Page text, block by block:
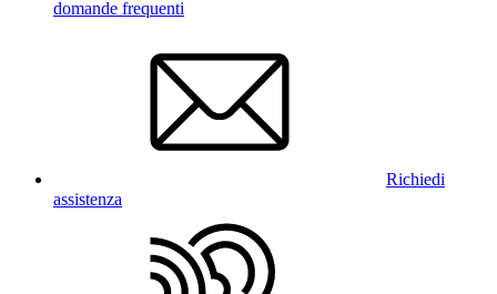
domande frequenti
Richiedi
assistenza